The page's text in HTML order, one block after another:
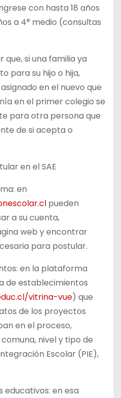
con hasta 18 años
a 4° medio (consultas
si una familia ya
para su hijo o hija,
en el nuevo que
en el primer colegio se
para otra persona que
de si acepta o
en el SAE
en
pueden
a su cuenta,
web y encontrar
para postular.
en la plataforma
de establecimientos
vitrina-vue) que
de los proyectos
en el proceso,
nivel y tipo de
Escolar (PIE),
educativos: en esa